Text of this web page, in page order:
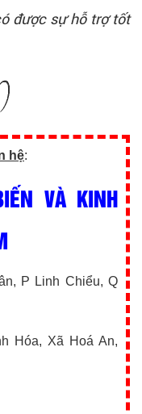
được sự hỗ trợ tốt
hệ:
VÀ KINH
P Linh Chiểu, Q
Hóa, Xã Hoá An,